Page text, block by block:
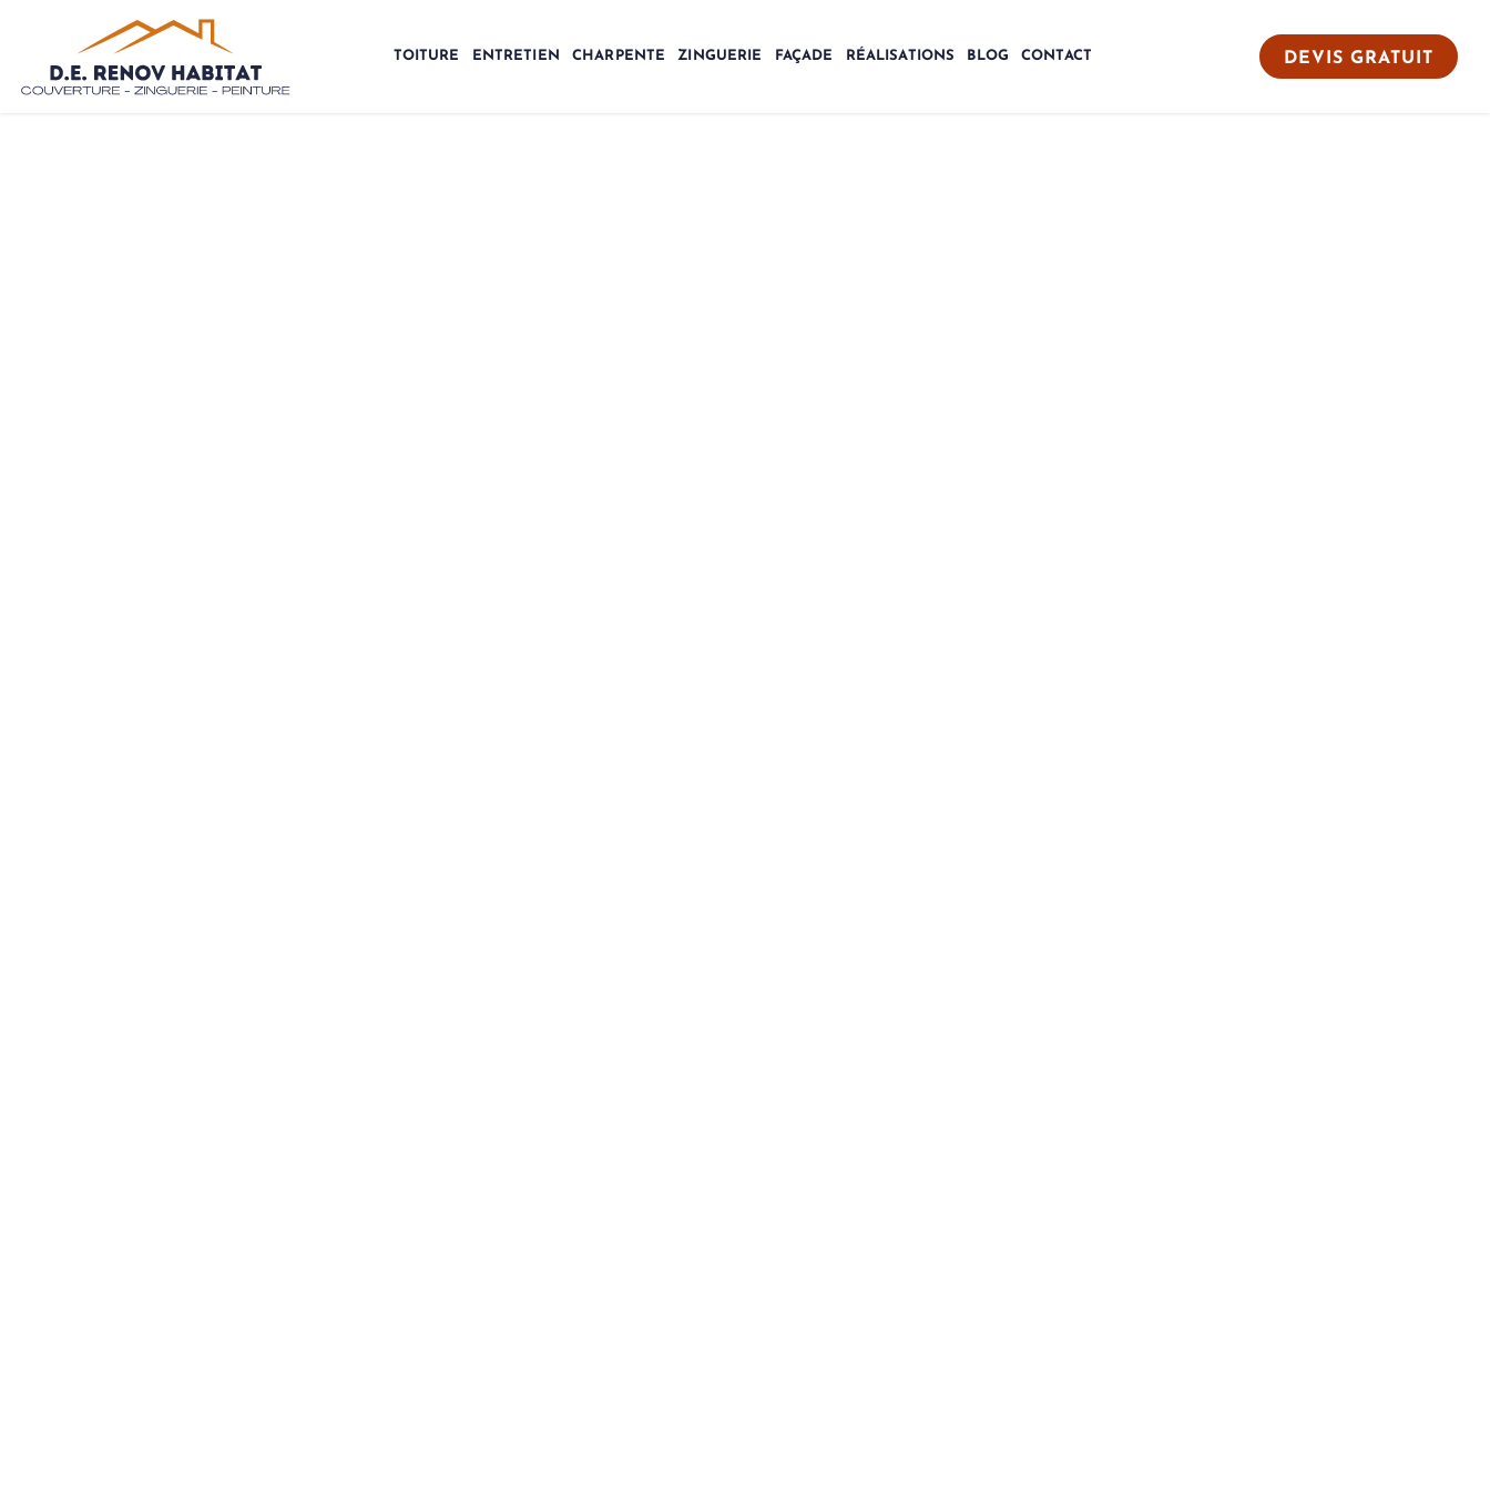
TOITURE ENTRETIEN CHARPENTE ZINGUERIE FAÇADE RÉALISATIONS BLOG CONTACT DEVIS GRATUIT